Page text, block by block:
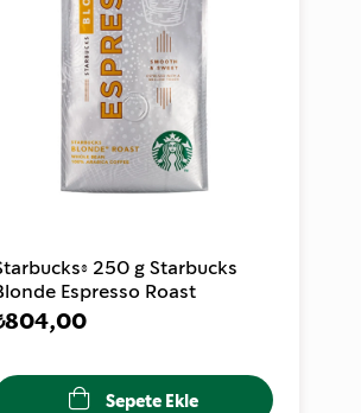
250 g Starbucks
Espresso Roast
Sepete Ekle